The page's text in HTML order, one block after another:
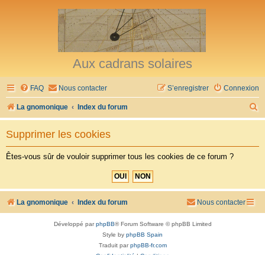
Aux cadrans solaires
FAQ Nous contacter Connexion
S’enregistrer
La gnomonique Index du forum
e
h
Supprimer les cookies
Êtes-vous sûr de vouloir supprimer tous les cookies de ce forum ?
La gnomonique Index du forum Nous contacter
Développé parphpBB® Forum Software © phpBB Limited
Style by phpBB Spain
Traduit parphpBB-fr.com